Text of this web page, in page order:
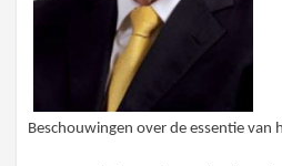
Beschouwingen over de essentie van